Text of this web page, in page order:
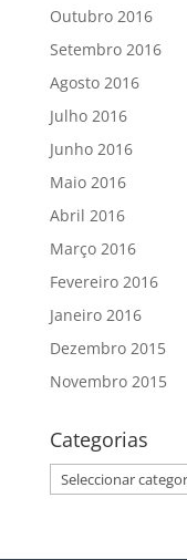
Outubro 2016
Setembro 2016
Agosto 2016
Julho 2016
Junho 2016
Maio 2016
Abril 2016
Março 2016
Fevereiro 2016
Janeiro 2016
Dezembro 2015
Novembro 2015
Categorias
Categorias